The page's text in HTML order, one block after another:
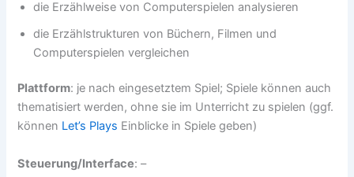
die Erzählweise von Computerspielen analysieren
die Erzählstrukturen von Büchern, Filmen und
Computerspielen vergleichen
Plattform: je nach eingesetztem Spiel; Spiele können auch
thematisiert werden, ohne sie im Unterricht zu spielen (ggf.
können Let’s Plays Einblicke in Spiele geben)
Steuerung/Interface: –